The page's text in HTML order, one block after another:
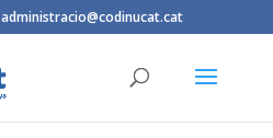
administracio@codinucat.cat